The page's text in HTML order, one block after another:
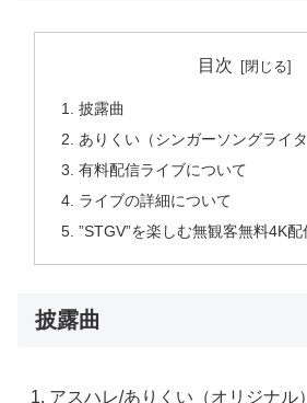
目次
披露曲
ありくい（シンガーソングライ
有料配信ライブについて
ライブの詳細について
”STGV”を楽しむ無観客無料4K
披露曲
アスハレ/ありくい（オリジナル）